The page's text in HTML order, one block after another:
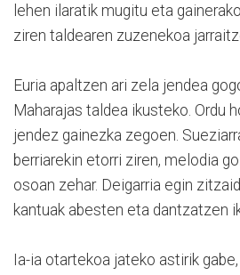
lehen ilaratik mugitu eta
ziren taldearen zuzenekoa
Euria apaltzen ari zela jendea
Maharajas taldea ikusteko. Ordu
jendez gainezka zegoen.
berriarekin etorri ziren, melodia
osoan zehar. Deigarria egin
kantuak abesten eta dantzatzen
Ia-ia otartekoa jateko astirik